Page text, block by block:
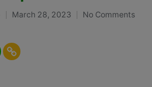
March 28, 2023 No Comments